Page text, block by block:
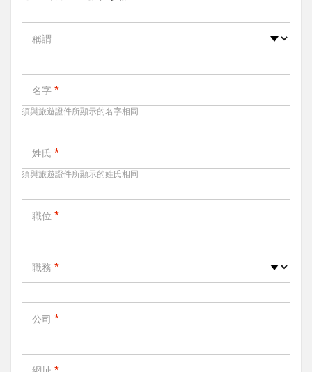
稱謂
名字
須與旅遊證件所顯示的名字相同
姓氏
須與旅遊證件所顯示的姓氏相同
職位
職務
職務
公司